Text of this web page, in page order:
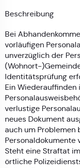
Beschreibung
Bei
vorläufigen
unverzüglich der
(Wohnort-
Identitätsprüfung
Ein
verlustige
neues Dokument
auch um Problemen
Personaldokumente
Steht eine Straftat
örtliche